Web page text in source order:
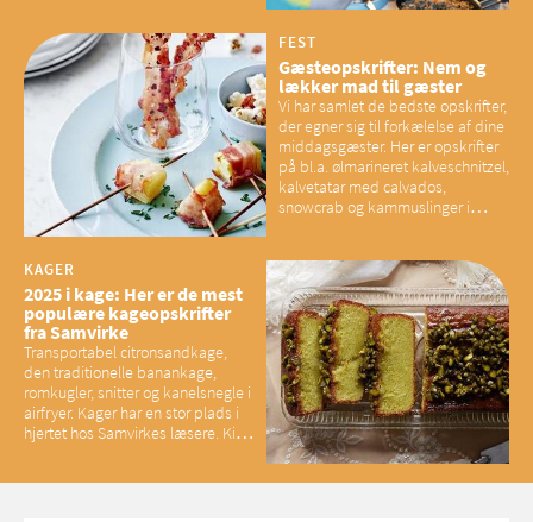
have konsekvenser for vores
sociale fællesskaber
FEST
Gæsteopskrifter: Nem og
lækker mad til gæster
Vi har samlet de bedste opskrifter,
der egner sig til forkælelse af dine
middagsgæster. Her er opskrifter
på bl.a. ølmarineret kalveschnitzel,
kalvetatar med calvados,
snowcrab og kammuslinger i
KAGER
2025 i kage: Her er de mest
populære kageopskrifter
fra Samvirke
Transportabel citronsandkage,
den traditionelle banankage,
romkugler, snitter og kanelsnegle i
airfryer. Kager har en stor plads i
hjertet hos Samvirkes læsere. Kig